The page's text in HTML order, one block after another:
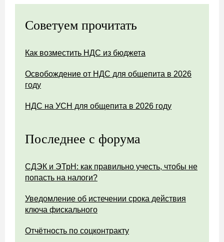
Советуем прочитать
Как возместить НДС из бюджета
Освобождение от НДС для общепита в 2026
году
НДС на УСН для общепита в 2026 году
Последнее с форума
СДЭК и ЭТрН: как правильно учесть, чтобы не
попасть на налоги?
Уведомление об истечении срока действия
ключа фискального
Отчётность по соцконтракту